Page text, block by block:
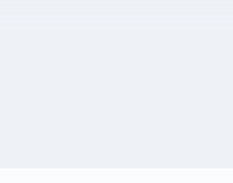
eller Bloom glaspendelarmatur